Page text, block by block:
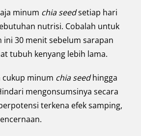
minum chia seedsetiap hari
nutrisi. Cobalah untuk
ini 30 menit sebelum sarapan
tubuh kenyang lebih lama.
cukup minum chia seedhingga
mengonsumsinya secara
terkena efek samping,